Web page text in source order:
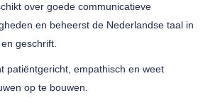
over goede communicatieve
en beheerst de Nederlandse taal in
geschrift.
patiëntgericht, empathisch en weet
op te bouwen.